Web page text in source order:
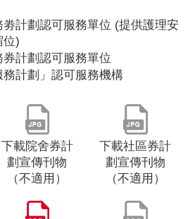
計劃認可服務單位 (提供護理安
位)
計劃認可服務單位
務計劃」認可服務機構
下載院舍券計
劃宣傳刊物
（不適用）
下載社區券計
劃宣傳刊物
（不適用）